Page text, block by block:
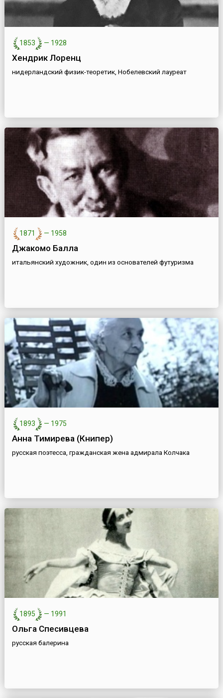
1853 — 1928
Хендрик Лоренц
нидерландский физик-теоретик, Нобелевский лауреат
1871 — 1958
Джакомо Балла
итальянский художник, один из основателей футуризма
1893 — 1975
Анна Тимирева (Книпер)
русская поэтесса, гражданская жена адмирала Колчака
1895 — 1991
Ольга Спесивцева
русская балерина